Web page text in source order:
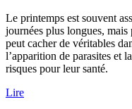
Le printemps est souvent
journées plus longues, mais
peut cacher de véritables
l’apparition de parasites et
risques pour leur santé.
Lire